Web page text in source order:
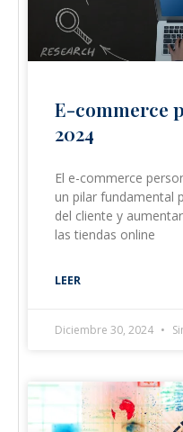
E-commerce
2024
El e-commerce
un pilar fundamental
del cliente y
las tiendas online
LEER
Diciembre 30, 2024